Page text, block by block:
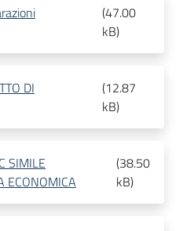
(47.00
kB)
DI
(12.87
kB)
SIMILE
ECONOMICA
(38.50
kB)